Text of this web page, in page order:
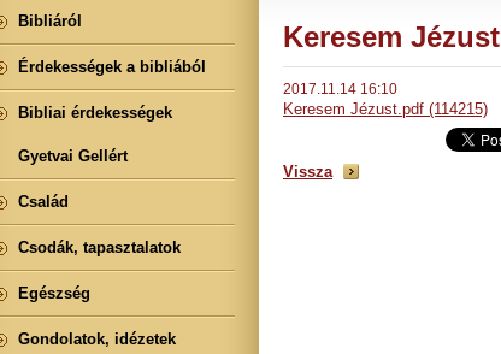
Keresem Jézust
2017.11.14 16:10
Keresem Jézust.pdf (114215)
Vissza
Bibliáról
Érdekességek a bibliából
Bibliai érdekességek
Gyetvai Gellért
Család
Csodák, tapasztalatok
Egészség
Gondolatok, idézetek